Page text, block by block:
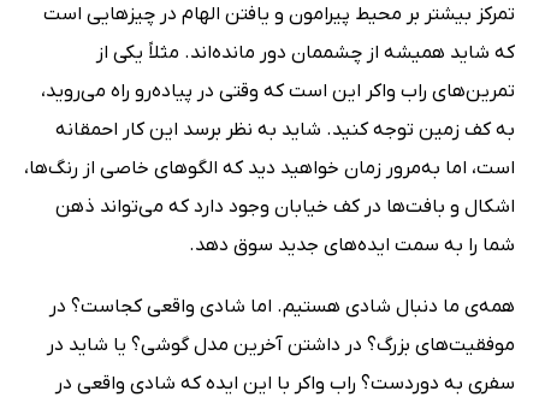
تمرکز بیشتر بر محیط پیرامون و یافتن الهام در چیزهایی است
که شاید همیشه از چشممان دور مانده‌اند. مثلاً یکی از
تمرین‌های راب واکر این است که وقتی در پیاده‌رو راه می‌روید،
به کف زمین توجه کنید. شاید به نظر برسد این کار احمقانه
است، اما به‌مرور زمان خواهید دید که الگوهای خاصی از رنگ‌ها،
اشکال و بافت‌ها در کف خیابان وجود دارد که می‌تواند ذهن
شما را به سمت ایده‌های جدید سوق دهد.
همه‌ی ما دنبال شادی هستیم. اما شادی واقعی کجاست؟ در
موفقیت‌های بزرگ؟ در داشتن آخرین مدل گوشی؟ یا شاید در
سفری به دوردست؟ راب واکر با این ایده که شادی واقعی در